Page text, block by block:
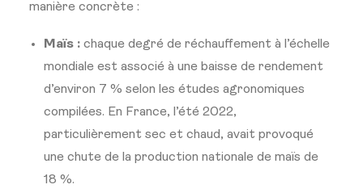
manière concrète :
Maïs : chaque degré de réchauffement à l’échelle
mondiale est associé à une baisse de rendement
d’environ 7 % selon les études agronomiques
compilées. En France, l’été 2022,
particulièrement sec et chaud, avait provoqué
une chute de la production nationale de maïs de
18 %.